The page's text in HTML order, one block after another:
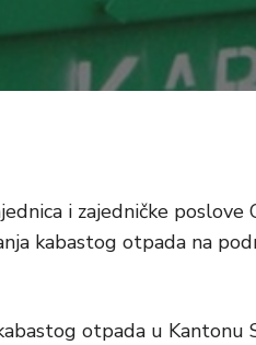
i zajedničke poslove
kabastog otpada na
otpada u Kantonu